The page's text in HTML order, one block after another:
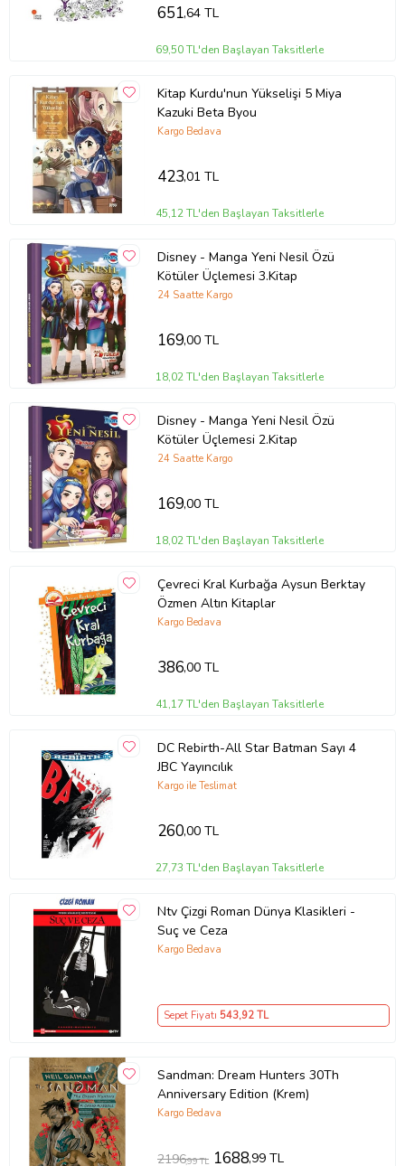
651,64 TL
69,50 TL'den Başlayan Taksitlerle
Kitap Kurdu'nun Yükselişi 5 Miya
Kazuki Beta Byou
Kargo Bedava
423,01 TL
45,12 TL'den Başlayan Taksitlerle
Disney - Manga Yeni Nesil Özü
Kötüler Üçlemesi 3.Kitap
24 Saatte Kargo
169,00 TL
18,02 TL'den Başlayan Taksitlerle
Disney - Manga Yeni Nesil Özü
Kötüler Üçlemesi 2.Kitap
24 Saatte Kargo
169,00 TL
18,02 TL'den Başlayan Taksitlerle
Çevreci Kral Kurbağa Aysun Berktay
Özmen Altın Kitaplar
Kargo Bedava
386,00 TL
41,17 TL'den Başlayan Taksitlerle
DC Rebirth-All Star Batman Sayı 4
JBC Yayıncılık
Kargo ile Teslimat
260,00 TL
27,73 TL'den Başlayan Taksitlerle
Ntv Çizgi Roman Dünya Klasikleri -
Suç ve Ceza
Kargo Bedava
Sepet Fiyatı 543,92 TL
Sandman: Dream Hunters 30Th
Anniversary Edition (Krem)
Kargo Bedava
2196,99 TL 1688,99 TL